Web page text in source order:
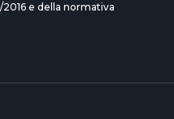
2016 e della normativa